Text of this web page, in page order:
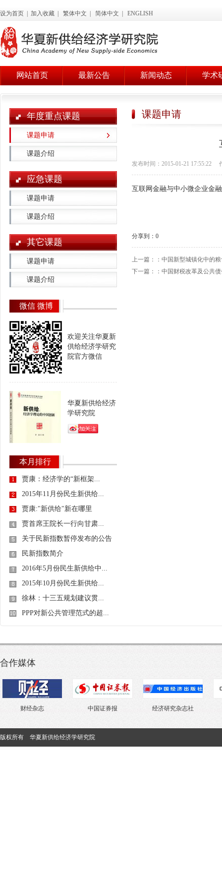
设为首页 加入收藏 繁体中文 简体中文 ENGLISH
网站首页 最新公告 新闻动态 学术
年度重点课题
课题申请
课题介绍
应急课题
课题申请
课题介绍
其它课题
课题申请
课题介绍
微信 微博
欢迎关注华夏新
供给经济学研究
院官方微信
华夏新供给经济
学研究院
本月排行
贾康：经济学的“新框架...
2015年11月份民生新供给...
贾康:"新供给"新在哪里
贾首席王院长一行向甘肃...
关于民新指数暂停发布的公告
民新指数简介
2016年5月份民生新供给中...
2015年10月份民生新供给...
徐林：十三五规划建议贯...
PPP对新公共管理范式的超...
课题申请
发布时间：2015-01-21 17:55:22
互联网金融与中小微企业金
分享到： 0
上一篇：： 中国新型城镇化中的
下一篇：： 中国财税改革及公共
合作媒体
财经杂志 中国证券报 经济研究杂志社
版权所有 华夏新供给经济学研究院